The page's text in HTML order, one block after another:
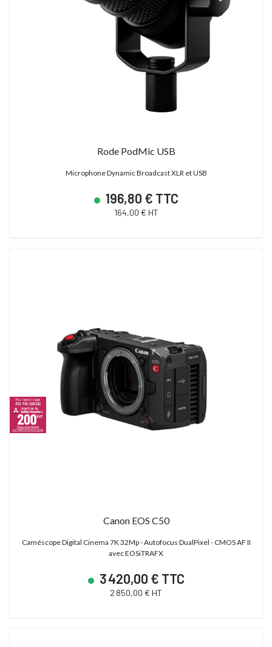
Rode PodMic USB
Microphone Dynamic Broadcast XLR et USB
196,80 € TTC
164,00 € HT
Canon EOS C50
Caméscope Digital Cinema 7K 32Mp - Autofocus DualPixel - CMOS AF II
avec EOSiTRAFX
3 420,00 € TTC
2 850,00 € HT